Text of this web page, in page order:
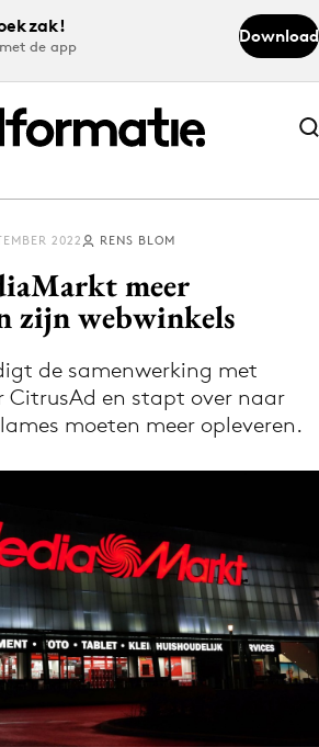
de app
Download
Abonneer nu
Abonneer nu
Download de app
nieuws via de Adformatie
Nieuws app
2022 RENS BLOM
meer
zijn webwinkels
de samenwerking met
en stapt over naar
moeten meer opleveren.